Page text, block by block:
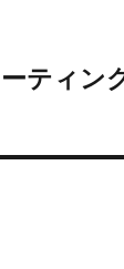
ティン